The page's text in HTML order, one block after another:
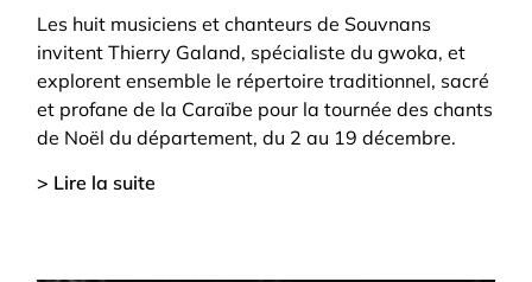
Les huit musiciens et chanteurs de Souvnans
invitent Thierry Galand, spécialiste du gwoka, et
explorent ensemble le répertoire traditionnel, sacré
et profane de la Caraïbe pour la tournée des chants
de Noël du département, du 2 au 19 décembre.
> Lire la suite